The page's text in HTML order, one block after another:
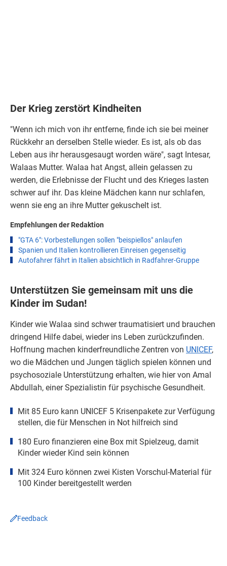
Der Krieg zerstört Kindheiten
"Wenn ich mich von ihr entferne, finde ich sie bei meiner
Rückkehr an derselben Stelle wieder. Es ist, als ob das
Leben aus ihr herausgesaugt worden wäre", sagt Intesar,
Walaas Mutter. Walaa hat Angst, allein gelassen zu
werden, die Erlebnisse der Flucht und des Krieges lasten
schwer auf ihr. Das kleine Mädchen kann nur schlafen,
wenn sie eng an ihre Mutter gekuschelt ist.
Empfehlungen der Redaktion
"GTA 6": Vorbestellungen sollen "beispiellos" anlaufen
Spanien und Italien kontrollieren Einreisen gegenseitig
Autofahrer fährt in Italien absichtlich in Radfahrer-Gruppe
Unterstützen Sie gemeinsam mit uns die
Kinder im Sudan!
Kinder wie Walaa sind schwer traumatisiert und brauchen
dringend Hilfe dabei, wieder ins Leben zurückzufinden.
Hoffnung machen kinderfreundliche Zentren von UNICEF,
wo die Mädchen und Jungen täglich spielen können und
psychosoziale Unterstützung erhalten, wie hier von Amal
Abdullah, einer Spezialistin für psychische Gesundheit.
Mit 85 Euro kann UNICEF 5 Krisenpakete zur Verfügung
stellen, die für Menschen in Not hilfreich sind
180 Euro finanzieren eine Box mit Spielzeug, damit
Kinder wieder Kind sein können
Mit 324 Euro können zwei Kisten Vorschul-Material für
100 Kinder bereitgestellt werden
Feedback